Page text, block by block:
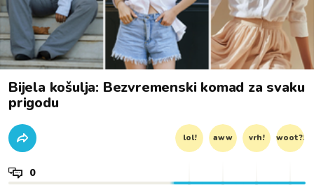
Bijela košulja: Bezvremenski komad za svaku
prigodu
lol! aww vrh! woot?!
0